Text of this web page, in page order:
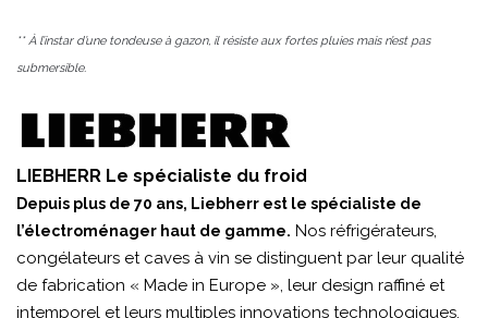
** À l’instar d’une tondeuse à gazon, il résiste aux fortes pluies mais n’est pas
submersible.
LIEBHERR Le spécialiste du froid
Depuis plus de 70 ans, Liebherr est le spécialiste de
l’électroménager haut de gamme. Nos réfrigérateurs,
congélateurs et caves à vin se distinguent par leur qualité
de fabrication « Made in Europe », leur design raffiné et
intemporel et leurs multiples innovations technologiques.